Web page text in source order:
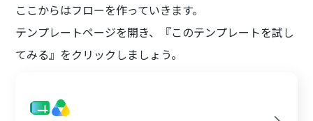
ここからはフローを作っていきます。
テンプレートページを開き、『このテンプレートを試し
てみる』をクリックしましょう。